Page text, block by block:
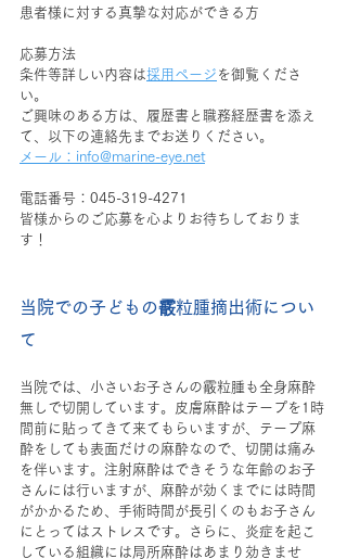
患者様に対する真摯な対応ができる方
応募方法
条件等詳しい内容は採用ページ を御覧くださ
い。
ご興味のある方は、履歴書と職務経歴書を添え
て、以下の連絡先までお送りください。
メール：info@marine-eye.net
電話番号：045-319-4271
皆様からのご応募を心よりお待ちしておりま
す！
当院での子どもの霰粒腫摘出術につい
て
当院では、小さいお子さんの霰粒腫も全身麻酔
無しで切開しています。皮膚麻酔はテープを1時
間前に貼ってきて来てもらいますが、テープ麻
酔をしても表面だけの麻酔なので、切開は痛み
を伴います。注射麻酔はできそうな年齢のお子
さんには行いますが、麻酔が効くまでには時間
がかかるため、手術時間が長引くのもお子さん
にとってはストレスです。さらに、炎症を起こ
している組織には局所麻酔はあまり効きませ